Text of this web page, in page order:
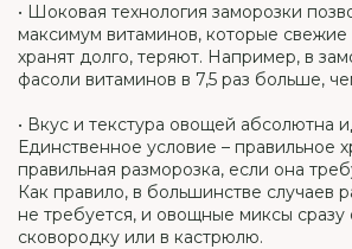
• Шоковая технология заморозки
максимум витаминов, которые
хранят долго, теряют. Например, в
фасоли витаминов в 7,5 раз больше,
• Вкус и текстура овощей абсолютна
Единственное условие – правильное
правильная разморозка, если она
Как правило, в большинстве случаев
не требуется, и овощные миксы сразу
сковородку или в кастрюлю.